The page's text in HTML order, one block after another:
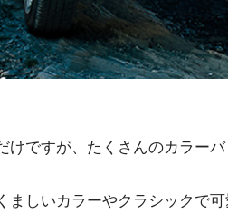
けですが、たくさんのカラーバ
ましいカラーやクラシックで